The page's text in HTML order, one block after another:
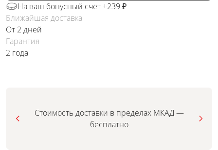
На ваш бонусный счёт +239 ₽
Ближайшая доставка
От 2 дней
Гарантия
2 года
Стоимость доставки в пределах МКАД —
бесплатно